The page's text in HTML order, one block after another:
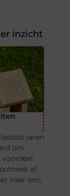
inzicht
jaren
om
af
naar om,